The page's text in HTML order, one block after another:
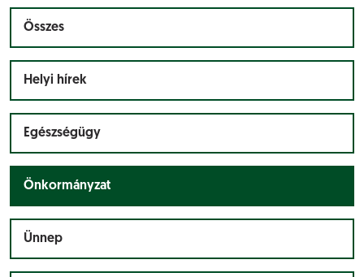
Összes
Helyi hírek
Egészségügy
Önkormányzat
Ünnep